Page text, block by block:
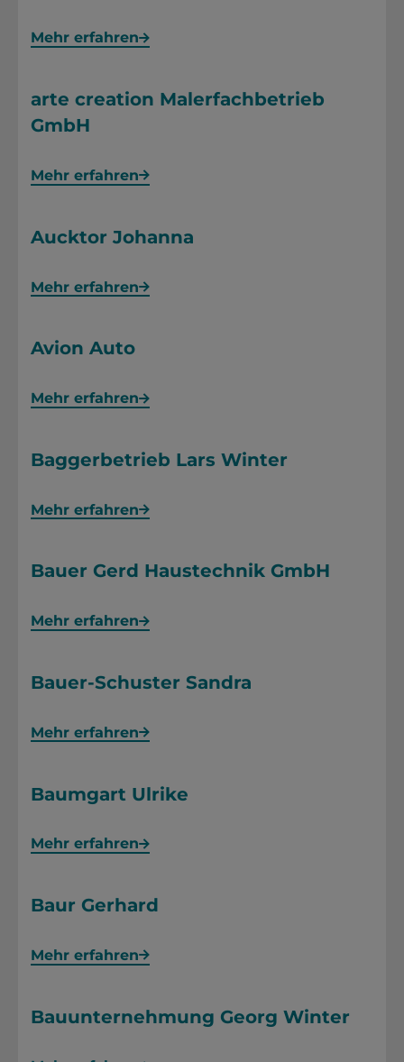
Mehr erfahren
arte creation Malerfachbetrieb
GmbH
Mehr erfahren
Aucktor Johanna
Mehr erfahren
Avion Auto
Mehr erfahren
Baggerbetrieb Lars Winter
Mehr erfahren
Bauer Gerd Haustechnik GmbH
Mehr erfahren
Bauer-Schuster Sandra
Mehr erfahren
Baumgart Ulrike
Mehr erfahren
Baur Gerhard
Mehr erfahren
Bauunternehmung Georg Winter